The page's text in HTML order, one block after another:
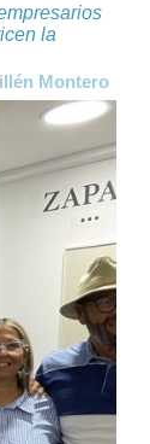
la
Montero